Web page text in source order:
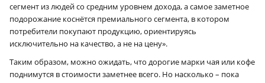
сегмент из людей со средним уровнем дохода, а самое заметное
подорожание коснётся премиального сегмента, в котором
потребители покупают продукцию, ориентируясь
исключительно на качество, а не на цену».
Таким образом, можно ожидать, что дорогие марки чая или кофе
поднимутся в стоимости заметнее всего. Но насколько – пока